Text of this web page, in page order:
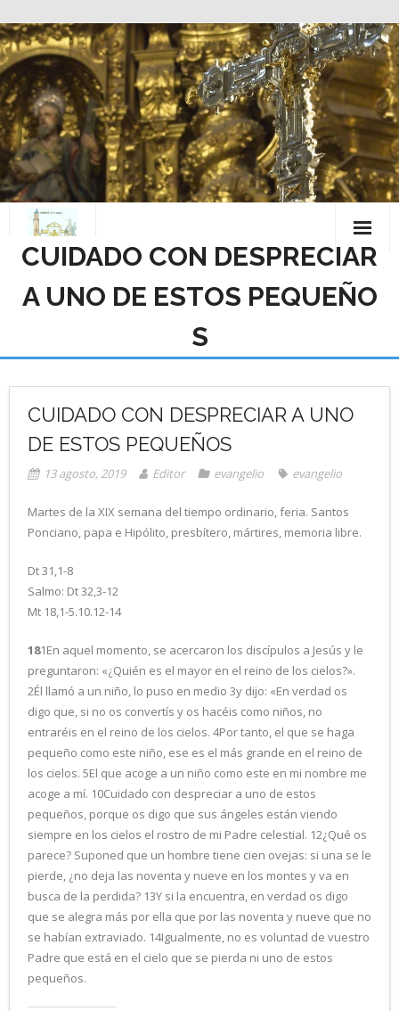
Saltar
al
contenido
CUIDADO CON DESPRECIAR
A UNO DE ESTOS PEQUEÑO
S
CUIDADO CON DESPRECIAR A UNO
DE ESTOS PEQUEÑOS
13 agosto, 2019 Editor evangelio evangelio
Martes de la XIX semana del tiempo ordinario, feria. Santos
Ponciano, papa e Hipólito, presbítero, mártires, memoria libre.
Dt 31,1-8
Salmo: Dt 32,3-12
Mt 18,1-5.10.12-14
181En aquel momento, se acercaron los discípulos a Jesús y le
preguntaron: «¿Quién es el mayor en el reino de los cielos?».
2Él llamó a un niño, lo puso en medio 3y dijo: «En verdad os
digo que, si no os convertís y os hacéis como niños, no
entraréis en el reino de los cielos. 4Por tanto, el que se haga
pequeño como este niño, ese es el más grande en el reino de
los cielos. 5El que acoge a un niño como este en mi nombre me
acoge a mí. 10Cuidado con despreciar a uno de estos
pequeños, porque os digo que sus ángeles están viendo
siempre en los cielos el rostro de mi Padre celestial. 12¿Qué os
parece? Suponed que un hombre tiene cien ovejas: si una se le
pierde, ¿no deja las noventa y nueve en los montes y va en
busca de la perdida? 13Y si la encuentra, en verdad os digo
que se alegra más por ella que por las noventa y nueve que no
se habían extraviado. 14Igualmente, no es voluntad de vuestro
Padre que está en el cielo que se pierda ni uno de estos
pequeños.